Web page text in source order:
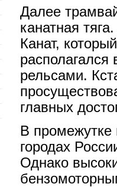
Далее
канатная
Канат,
рельсами.
главных
В промежутке
городах
Однако